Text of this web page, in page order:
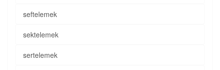
seftelemek
sektelemek
sertelemek